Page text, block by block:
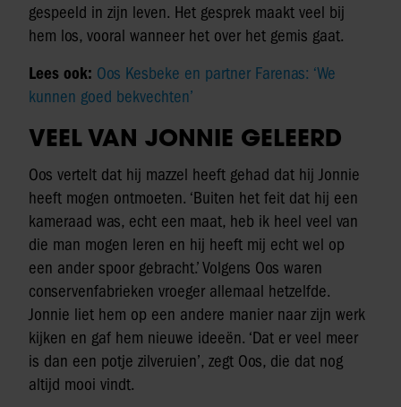
gespeeld in zijn leven. Het gesprek maakt veel bij
hem los, vooral wanneer het over het gemis gaat.
Lees ook: Oos Kesbeke en partner Farenas: ‘We
kunnen goed bekvechten’
VEEL VAN JONNIE GELEERD
Oos vertelt dat hij mazzel heeft gehad dat hij Jonnie
heeft mogen ontmoeten. ‘Buiten het feit dat hij een
kameraad was, echt een maat, heb ik heel veel van
die man mogen leren en hij heeft mij echt wel op
een ander spoor gebracht.’ Volgens Oos waren
conservenfabrieken vroeger allemaal hetzelfde.
Jonnie liet hem op een andere manier naar zijn werk
kijken en gaf hem nieuwe ideeën. ‘Dat er veel meer
is dan een potje zilveruien’, zegt Oos, die dat nog
altijd mooi vindt.